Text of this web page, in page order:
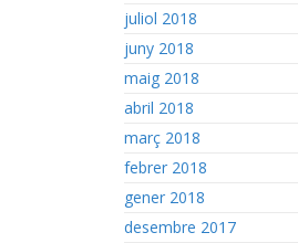
juliol 2018
juny 2018
maig 2018
abril 2018
març 2018
febrer 2018
gener 2018
desembre 2017